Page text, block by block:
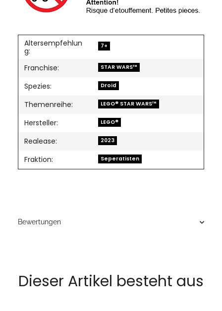
Altersempfehlun
g:
7+
Franchise: STAR WARS™
Spezies: Droid
Themenreihe: LEGO® STAR WARS™
Hersteller: LEGO®
Realease: 2023
Fraktion: Seperatisten
Bewertungen
Dieser Artikel besteht aus